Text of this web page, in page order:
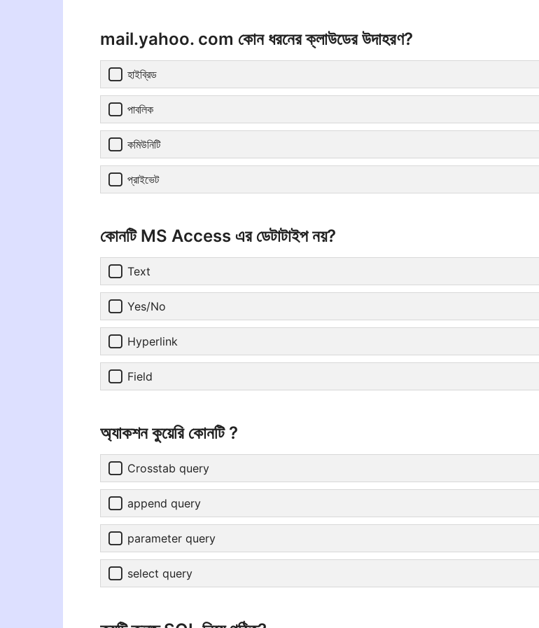
mail.yahoo. com কোন ধরনের ক্লাউডের উদাহরণ?
হাইব্রিড
পাবলিক
কমিউনিটি
প্রাইভেট
কোনটি MS Access এর ডেটাটাইপ নয়?
Text
Yes/No
Hyperlink
Field
অ্যাকশন কুয়েরি কোনটি ?
Crosstab query
append query
parameter query
select query